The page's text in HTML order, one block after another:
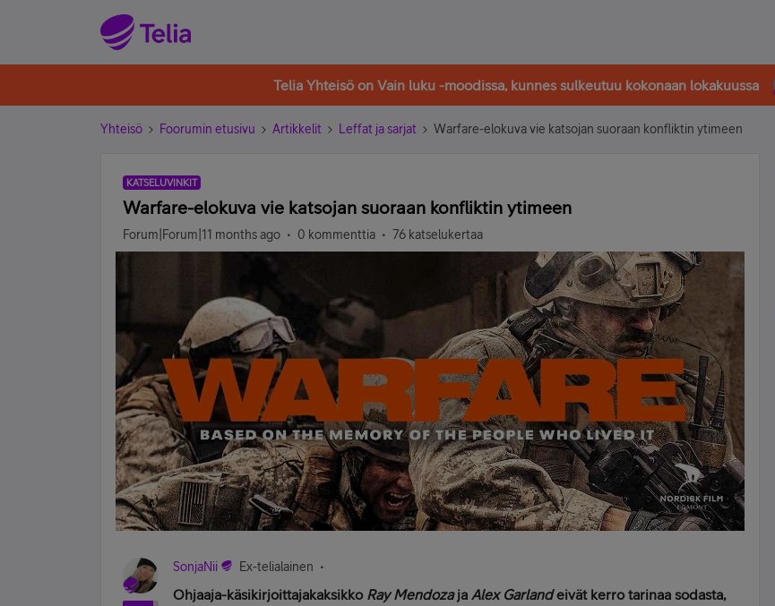
Telia Yhteisö on Vain luku -moodissa, kunnes sulkeutuu kokonaan lokakuussa
Yhteisö Foorumin etusivu Artikkelit Leffat ja sarjat Warfare-elokuva vie katsojan suoraan konfliktin ytimeen
KATSELUVINKIT
Warfare-elokuva vie katsojan suoraan konfliktin ytimeen
Forum|Forum|11 months ago 0 kommenttia 76 katselukertaa
SonjaNii Ex-telialainen
Ohjaaja-käsikirjoittajakaksikko Ray Mendozaja Alex Garlandeivät kerro tarinaa sodasta,